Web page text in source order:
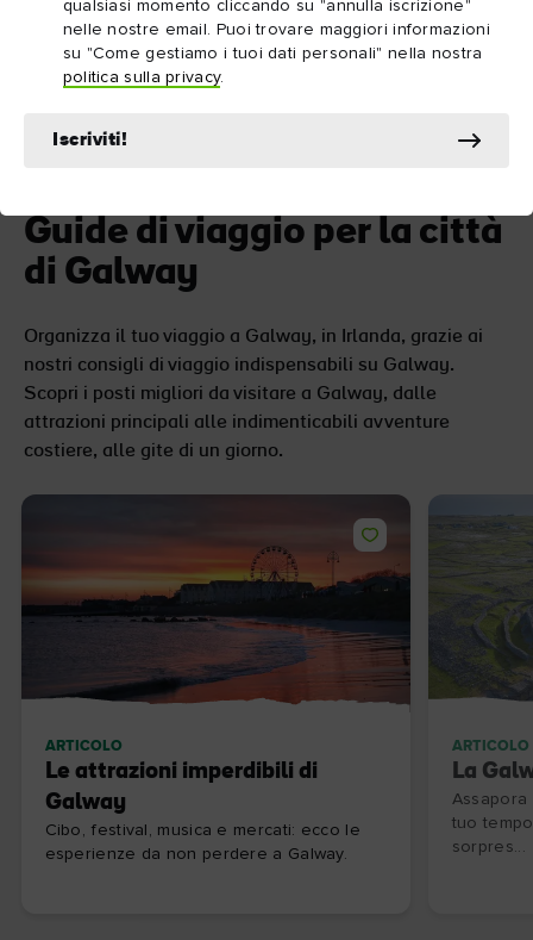
qualsiasi momento cliccando su "annulla iscrizione"
nelle nostre email. Puoi trovare maggiori informazioni
su "Come gestiamo i tuoi dati personali" nella nostra
politica sulla privacy.
Iscriviti!
Esplora strade vivaci e animate, lasciati
coinvolgere dalla musica dal vivo e scopri il f...
Segui un
nascoste
Guide di viaggio per la città
di Galway
Organizza il tuo viaggio a Galway, in Irlanda, grazie ai
nostri consigli di viaggio indispensabili su Galway.
Scopri i posti migliori da visitare a Galway, dalle
attrazioni principali alle indimenticabili avventure
costiere, alle gite di un giorno.
ARTICOLO
Le attrazioni imperdibili di
Galway
Cibo, festival, musica e mercati: ecco le
esperienze da non perdere a Galway.
ARTICOLO
La
Assapora
tuo
sorpres...